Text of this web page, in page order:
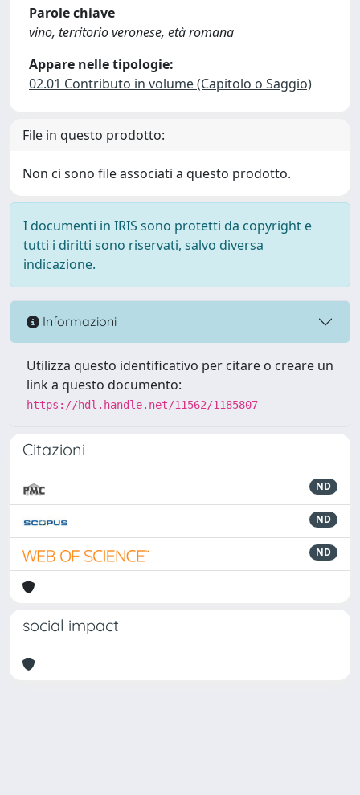
Parole chiave
vino, territorio veronese, età romana
Appare nelle tipologie:
02.01 Contributo in volume (Capitolo o Saggio)
File in questo prodotto:
Non ci sono file associati a questo prodotto.
I documenti in IRIS sono protetti da copyright e
tutti i diritti sono riservati, salvo diversa
indicazione.
Informazioni
Utilizza questo identificativo per citare o creare un
link a questo documento:
https://hdl.handle.net/11562/1185807
Citazioni
ND
ND
ND
social impact